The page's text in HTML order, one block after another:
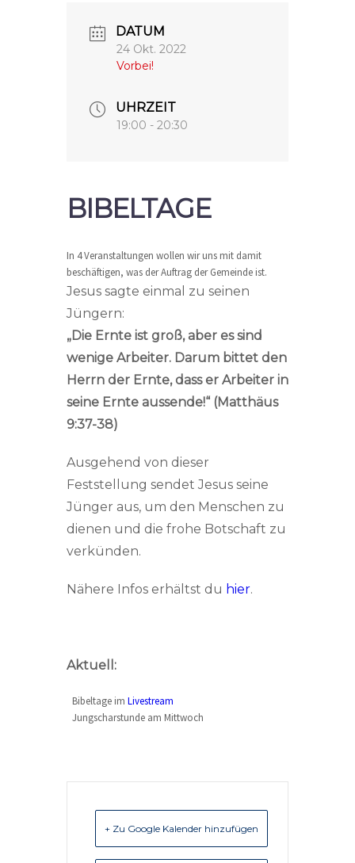
DATUM
24 Okt. 2022
Vorbei!
UHRZEIT
19:00 - 20:30
BIBELTAGE
In 4 Veranstaltungen wollen wir uns mit damit
beschäftigen, was der Auftrag der Gemeinde ist.
Jesus sagte einmal zu seinen
Jüngern:
„Die Ernte ist groß, aber es sind
wenige Arbeiter. Darum bittet den
Herrn der Ernte, dass er Arbeiter in
seine Ernte aussende!“ (Matthäus
9:37-38)
Ausgehend von dieser
Feststellung sendet Jesus seine
Jünger aus, um den Menschen zu
dienen und die frohe Botschaft zu
verkünden.
Nähere Infos erhältst du hier.
Aktuell:
Bibeltage im Livestream
Jungscharstunde am Mittwoch
+ Zu Google Kalender hinzufügen